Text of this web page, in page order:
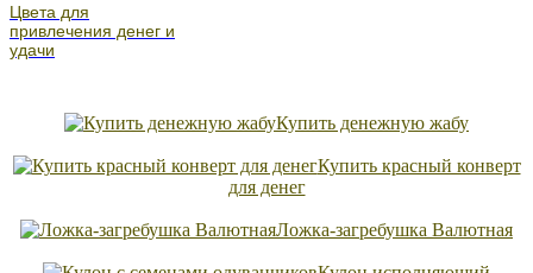
Цвета для
привлечения денег и
удачи
Купить денежную жабу
Купить красный конверт
для денег
Ложка-загребушка Валютная